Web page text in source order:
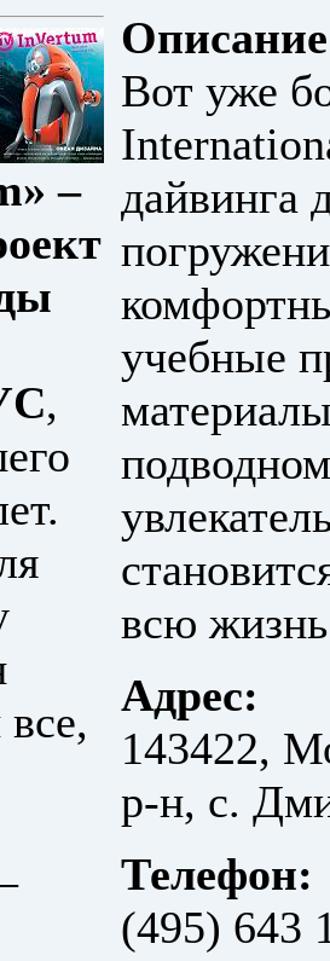
–
,
Вот уже
дайвинга
учебные
всю
Адрес:
143422,
р-н, с.
Телефон:
(495) 643